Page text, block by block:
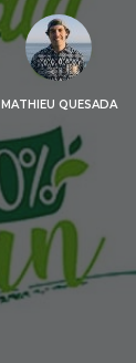
MATHIEU QUESADA